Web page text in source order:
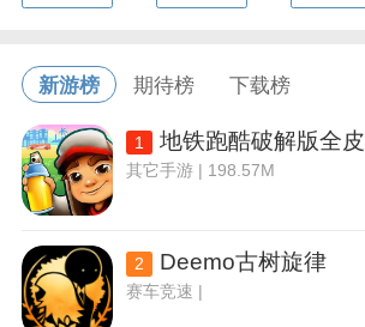
新游榜 期待榜 下载榜
1 地铁跑酷破解版全皮肤全滑板全背饰下载v3.50.2 安卓内置功能菜单版
其它手游 | 198.57M
2 Deemo古树旋律
赛车竞速 |